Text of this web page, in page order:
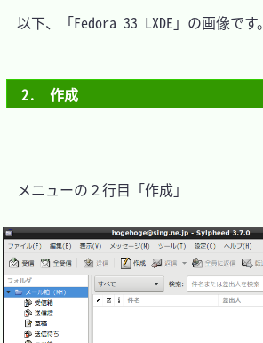
以下、「Fedora 33 LXDE」の画像です。
2.　作成
メニューの２行目「作成」